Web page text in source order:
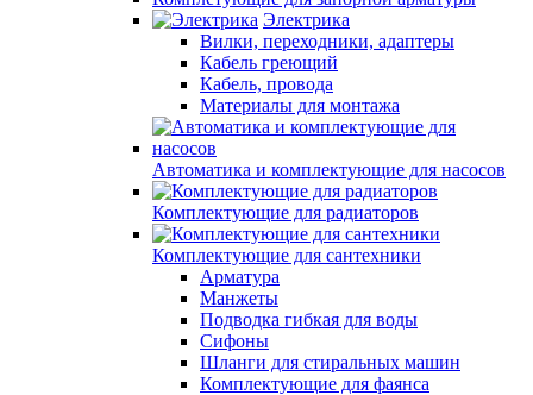
Электрика
Вилки, переходники, адаптеры
Кабель греющий
Кабель, провода
Материалы для монтажа
Автоматика и комплектующие для насосов
Комплектующие для радиаторов
Комплектующие для сантехники
Арматура
Манжеты
Подводка гибкая для воды
Сифоны
Шланги для стиральных машин
Комплектующие для фаянса